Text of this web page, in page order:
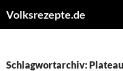
Inhalt
Volksrezepte.de
Schlagwortarchiv: